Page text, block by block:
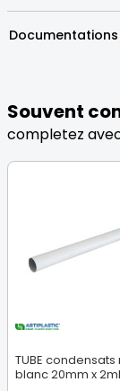
Documentations
Souvent
completez
TUBE
blanc 20mm x